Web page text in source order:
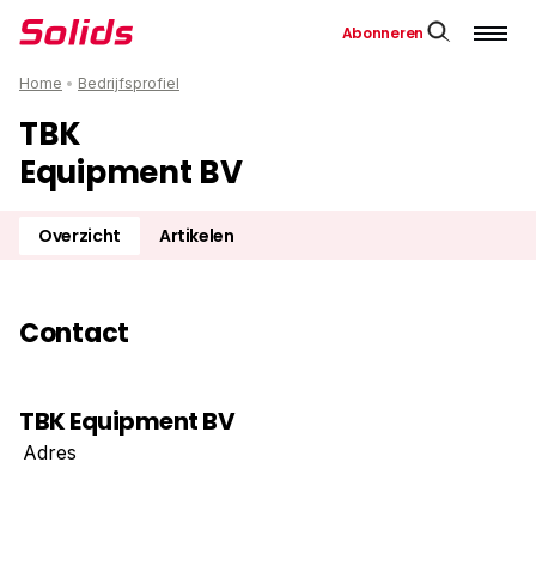
Abonneren
Home • Bedrijfsprofiel
TBK
Equipment BV
Overzicht Artikelen
Contact
TBK Equipment BV
Adres